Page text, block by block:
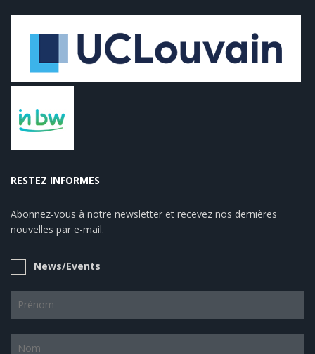
RESTEZ INFORMES
Abonnez-vous à notre newsletter et recevez nos dernières
nouvelles par e-mail.
News/Events